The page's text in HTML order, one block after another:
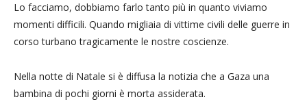
Lo facciamo, dobbiamo farlo tanto più in quanto viviamo
momenti difficili. Quando migliaia di vittime civili delle guerre in
corso turbano tragicamente le nostre coscienze.
Nella notte di Natale si è diffusa la notizia che a Gaza una
bambina di pochi giorni è morta assiderata.